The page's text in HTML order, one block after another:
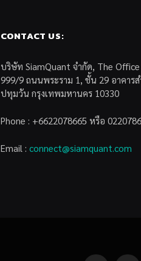
CONTACT US:
บริษัท SiamQuant จำกัด, The
999/9 ถนนพระราม 1, ชั้น 29 อาคาร
ปทุมวัน กรุงเทพมหานคร 10330
Phone : +6622078665 หรือ
Email : connect@siamquant.com